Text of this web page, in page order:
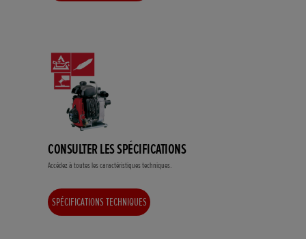
CONSULTER LES SPÉCIFICATIONS
Accédez à toutes les caractéristiques techniques.
SPÉCIFICATIONS TECHNIQUES